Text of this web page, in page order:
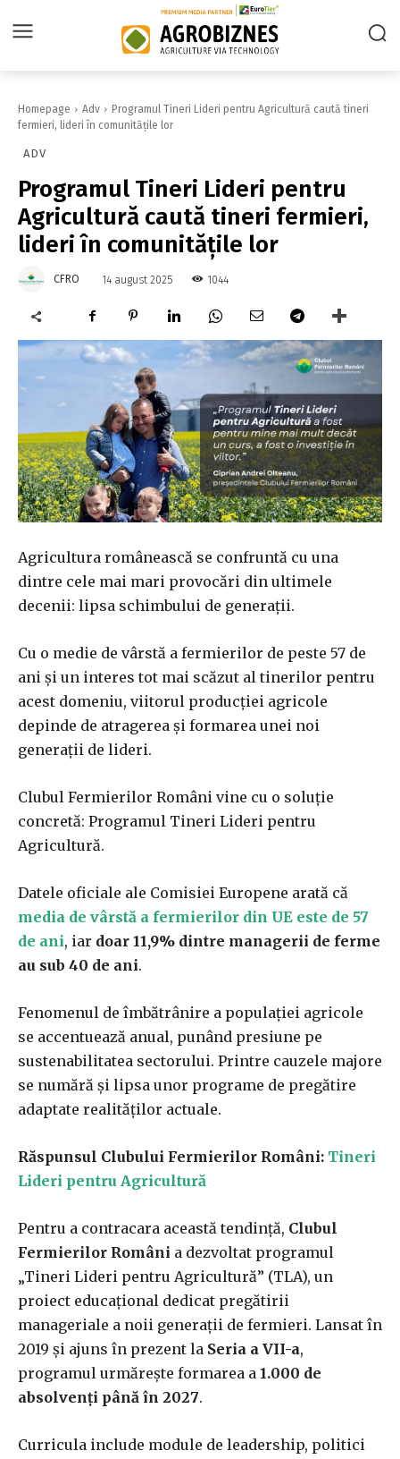
Homepage Adv
Programul Tineri Lideri pentru Agricultură caută tineri
fermieri, lideri în comunitățile lor
ADV
Programul Tineri Lideri pentru
Agricultură caută tineri fermieri,
lideri în comunitățile lor
CFRO 14 august 2025 1044
Agricultura românească se confruntă cu una
dintre cele mai mari provocări din ultimele
decenii: lipsa schimbului de generații.
Cu o medie de vârstă a fermierilor de peste 57 de
ani și un interes tot mai scăzut al tinerilor pentru
acest domeniu, viitorul producției agricole
depinde de atragerea și formarea unei noi
generații de lideri.
Clubul Fermierilor Români vine cu o soluție
concretă: Programul Tineri Lideri pentru
Agricultură.
Datele oficiale ale Comisiei Europene arată că
media de vârstă a fermierilor din UE este de 57
de ani, iar doar 11,9% dintre managerii de ferme
au sub 40 de ani.
Fenomenul de îmbătrânire a populației agricole
se accentuează anual, punând presiune pe
sustenabilitatea sectorului. Printre cauzele majore
se numără și lipsa unor programe de pregătire
adaptate realităților actuale.
Răspunsul Clubului Fermierilor Români: Tineri
Lideri pentru Agricultură
Pentru a contracara această tendință, Clubul
Fermierilor Români a dezvoltat programul
„Tineri Lideri pentru Agricultură” (TLA), un
proiect educațional dedicat pregătirii
manageriale a noii generații de fermieri. Lansat în
2019 și ajuns în prezent la Seria a VII-a,
programul urmărește formarea a 1.000 de
absolvenți până în 2027.
Curricula include module de leadership, politici